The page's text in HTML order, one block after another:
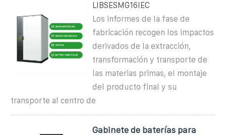
LIBSESMG16IEC
Los informes de la fase de
fabricación recogen los impactos
derivados de la extracción,
transformación y transporte de
las materias primas, el montaje
del producto final y su
transporte al centro de
Gabinete de baterías para